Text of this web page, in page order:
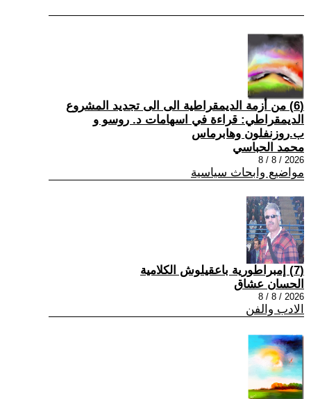
(6) من أزمة الديمقراطية الى الى تجديد المشروع
الديمقراطي: قراءة في اسهامات د. روسو و
ب.روزنفلون وهابرماس
محمد الحباسي
2026 / 8 / 8
مواضيع وابحاث سياسية
(7) إمبراطورية باعقيلوش الكلامية
الحسان عشاق
2026 / 8 / 8
الادب والفن